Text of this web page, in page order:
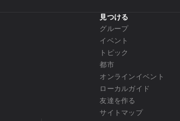
見つける
グループ
イベント
トピック
都市
オンラインイベント
ローカルガイド
友達を作る
サイトマップ